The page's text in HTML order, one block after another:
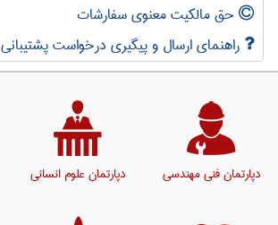
حق مالکیت معنوی سفارشات
راهنمای ارسال و پیگیری درخواست پشتیبانی
دپارتمان فنی مهندسی دپارتمان علوم انسانی